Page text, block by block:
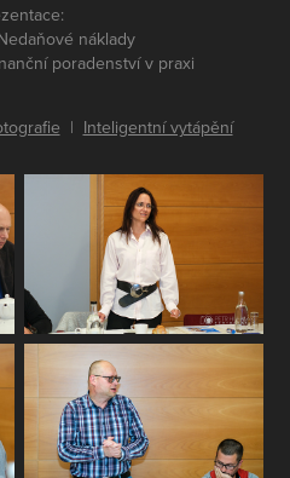
náklady
poradenství v praxi
| Inteligentní vytápění